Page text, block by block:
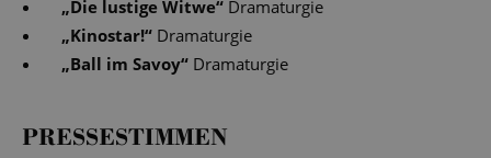
„Die lustige Witwe“ Dramaturgie
„Kinostar!“ Dramaturgie
„Ball im Savoy“ Dramaturgie
PRESSESTIMMEN